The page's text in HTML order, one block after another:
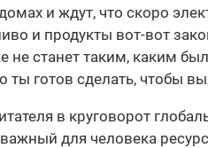
и ждут, что скоро
и продукты вот-вот
не станет таким, каким
ты готов сделать, чтобы
в круговорот
для человека